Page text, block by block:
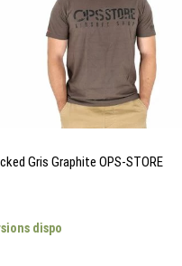
Gris Graphite OPS-STORE
dispo